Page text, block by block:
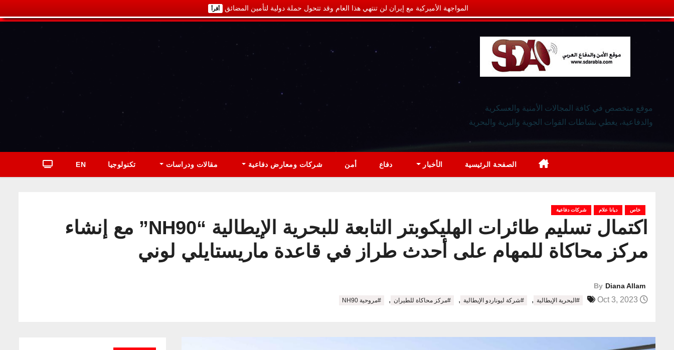
المواجهة الأميركية مع إيران لن تنتهي هذا العام وقد تتحول حملة دولية لتأمين المضائق أقرأ
موقع متخصص في كافة المجالات الأمنية والعسكرية
والدفاعية، يغطي نشاطات القوات الجوية والبرية والبحرية
الصفحة الرئيسية الأخبار دفاع أمن شركات ومعارض دفاعية مقالات ودراسات تكنولوجيا EN
خاص ديانا علام شركات دفاعية
اكتمال تسليم طائرات الهليكوبتر التابعة للبحرية الإيطالية “NH90” مع إنشاء
مركز محاكاة للمهام على أحدث طراز في قاعدة ماريستايلي لوني
By Diana Allam
#البحرية الإيطالية , #شركة ليوناردو الإيطالية , #مركز محاكاة للطيران , #مروحية NH90